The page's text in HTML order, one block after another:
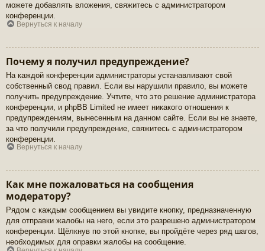
можете добавлять вложения, свяжитесь с администратором
конференции.
Вернуться к началу
Почему я получил предупреждение?
На каждой конференции администраторы устанавливают свой
собственный свод правил. Если вы нарушили правило, вы можете
получить предупреждение. Учтите, что это решение администратора
конференции, и phpBB Limited не имеет никакого отношения к
предупреждениям, вынесенным на данном сайте. Если вы не знаете,
за что получили предупреждение, свяжитесь с администратором
конференции.
Вернуться к началу
Как мне пожаловаться на сообщения
модератору?
Рядом с каждым сообщением вы увидите кнопку, предназначенную
для отправки жалобы на него, если это разрешено администратором
конференции. Щёлкнув по этой кнопке, вы пройдёте через ряд шагов,
необходимых для оправки жалобы на сообщение.